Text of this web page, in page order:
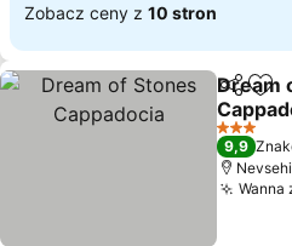
Zobacz ceny z 10 stron
Dream
3 Kategoria
9,9
Wanna